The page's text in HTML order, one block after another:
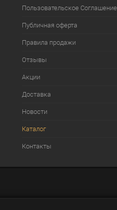
Пользовательское Соглашение
Публичная оферта
Правила продажи
Отзывы
Акции
Доставка
Новости
Каталог
Контакты